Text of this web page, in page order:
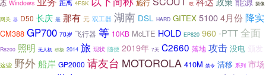
态 Windows 距离 4FSK 施行 敢 摄像
网关 器 D50 长庆 最 那有 元 双工器 湖南 DSL HARD GITEX 51004月份降实
CM388 GP700 70岁 飞行器 等 10KB McLTE HOLD EP820 960 -PTT全面
R8200 照明 无人机 积极 2014 旅 现状 随便 2019年 7天 C2660 落地 攻击 没电 颁发
这些 野外船岸 GP2000 请友台 MOTOROLA 410M 禁令 清移 系列 市场